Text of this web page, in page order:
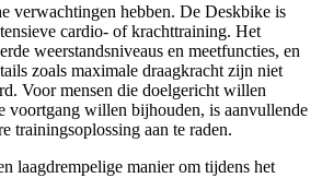
verwachtingen hebben. De Deskbike is
cardio- of krachttraining. Het
weerstandsniveaus en meetfuncties, en
zoals maximale draagkracht zijn niet
Voor mensen die doelgericht willen
voortgang willen bijhouden, is aanvullende
trainingsoplossing aan te raden.
laagdrempelige manier om tijdens het